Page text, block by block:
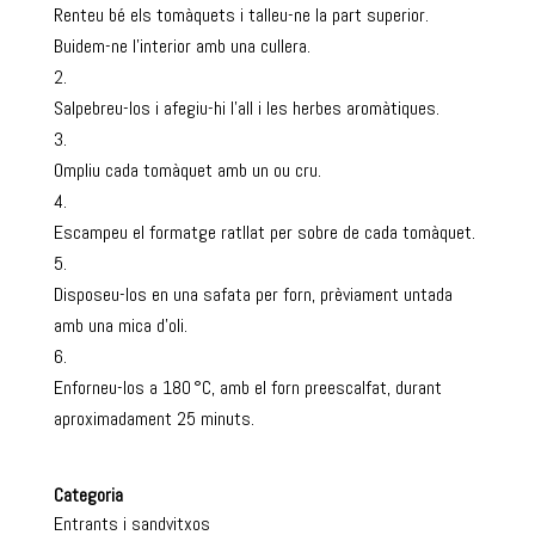
Renteu bé els tomàquets i talleu-ne la part superior.
Buidem-ne l’interior amb una cullera.
Salpebreu-los i afegiu-hi l’all i les herbes aromàtiques.
Ompliu cada tomàquet amb un ou cru.
Escampeu el formatge ratllat per sobre de cada tomàquet.
Disposeu-los en una safata per forn, prèviament untada
amb una mica d’oli.
Enforneu-los a 180 °C, amb el forn preescalfat, durant
aproximadament 25 minuts.
Categoria
Entrants i sandvitxos